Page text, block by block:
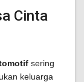
Cinta
sering
keluarga